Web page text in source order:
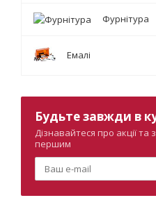
Фурнітура
Емалі
Будьте завжди в
Дізнавайтеся про акції та
першим